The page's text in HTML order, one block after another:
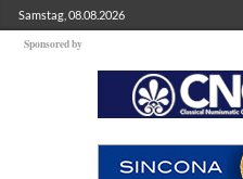
Samstag, 08.08.2026
Sponsored by